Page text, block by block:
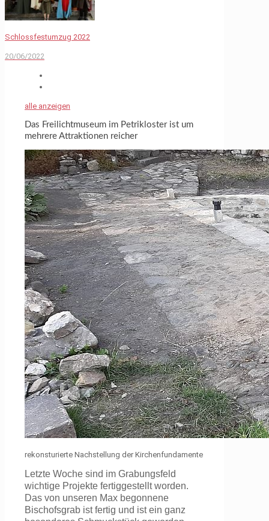
Schlossfestumzug 2022
20/06/2022
alle anzeigen
Das Freilichtmuseum im Petrikloster ist um
mehrere Attraktionen reicher
rekonsturierte Nachstellung der Kirchenfundamente
Letzte Woche sind im Grabungsfeld
wichtige Projekte fertiggestellt worden.
Das von unseren Max begonnene
Bischofsgrab ist fertig und ist ein ganz